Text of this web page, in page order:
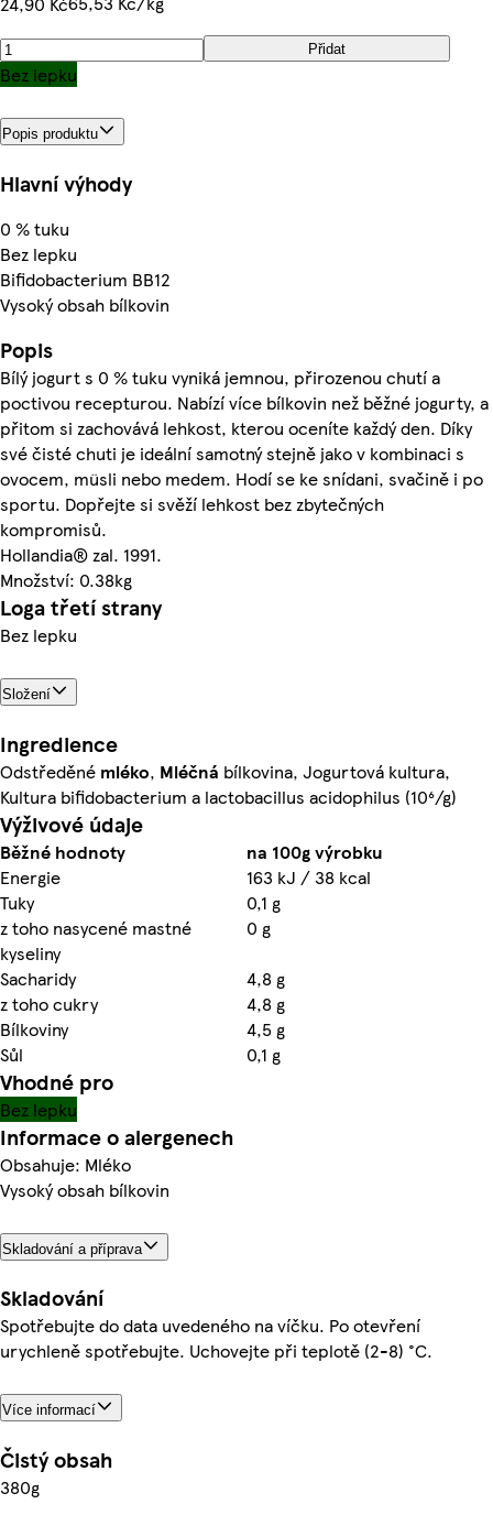
Přidat
Bez lepku
Popis produktu
Hlavní výhody
0 % tuku
Bez lepku
Bifidobacterium BB12
Vysoký obsah bílkovin
Popis
Bílý jogurt s 0 % tuku vyniká jemnou, přirozenou chutí a
poctivou recepturou. Nabízí více bílkovin než běžné jogurty, a
přitom si zachovává lehkost, kterou oceníte každý den. Díky
své čisté chuti je ideální samotný stejně jako v kombinaci s
ovocem, müsli nebo medem. Hodí se ke snídani, svačině i po
sportu. Dopřejte si svěží lehkost bez zbytečných
kompromisů.
Hollandia® zal. 1991.
Množství: 0.38kg
Loga třetí strany
Bez lepku
Složení
Ingredience
Odstředěné mléko, Mléčná bílkovina, Jogurtová kultura,
Kultura bifidobacterium a lactobacillus acidophilus (10⁶/g)
Výživové údaje
Běžné hodnoty
na 100g výrobku
Energie
163 kJ / 38 kcal
Tuky
0,1 g
z toho nasycené mastné
kyseliny
0 g
Sacharidy
4,8 g
z toho cukry
4,8 g
Bílkoviny
4,5 g
Sůl
0,1 g
Vhodné pro
Bez lepku
Informace o alergenech
Obsahuje: Mléko
Vysoký obsah bílkovin
Skladování a příprava
Skladování
Spotřebujte do data uvedeného na víčku. Po otevření
urychleně spotřebujte. Uchovejte při teplotě (2-8) °C.
Více informací
Čistý obsah
380g